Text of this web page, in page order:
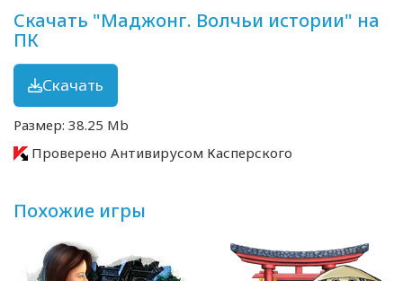
Скачать "Маджонг. Волчьи истории" на
ПК
Скачать
Размер: 38.25 Mb
Проверено Антивирусом Касперского
Похожие игры